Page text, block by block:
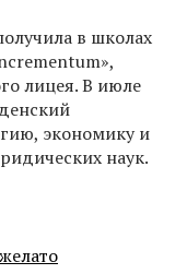
в школах
лицея. В июле
экономику и
наук.